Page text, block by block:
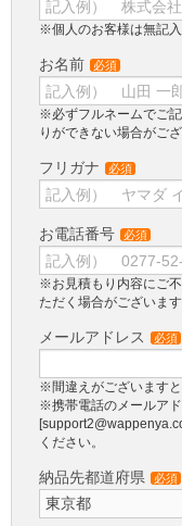
※個人のお客様は無記入
お名前 必須
※必ずフルネームでご
りができない場合がござ
フリガナ 必須
お電話番号 必須
※お見積もり内容にご
ただく場合がございます
メールアドレス 必須
※間違えがございますと
※携帯電話のメールア
ください。
納品先都道府県 必須